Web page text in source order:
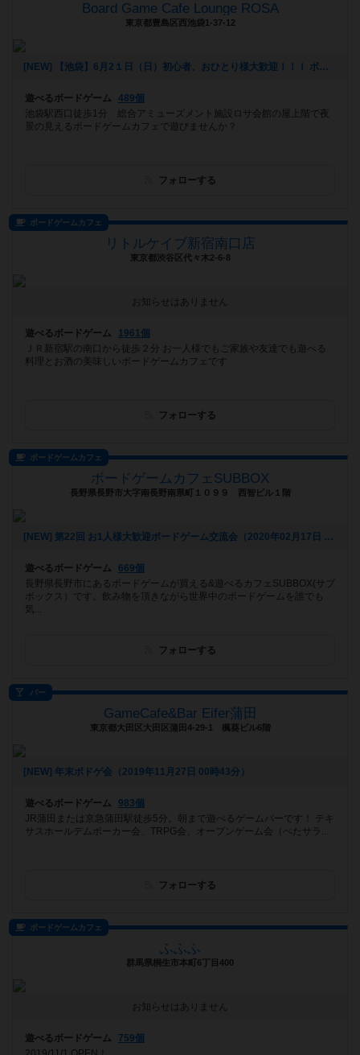
Board Game Cafe Lounge ROSA
東京都豊島区西池袋1-37-12
[NEW] 【池袋】6月2１日（日）初心者、おひとり様大歓迎！！！ ボードゲーム軽量級～中量級 自粛おつかれリフレッシュ相席ナイト (対策バッチリ！！) （2020年06月01日 13時52分）
遊べるボードゲーム
489個
池袋駅西口徒歩1分 総合アミューズメント施設ロサ会館の屋上階で夜
景の見えるボードゲームカフェで遊びませんか？
フォローする
ボードゲームカフェ
リトルケイブ新宿南口店
東京都渋谷区代々木2-6-8
お知らせはありません
遊べるボードゲーム
1961個
ＪＲ新宿駅の南口から徒歩２分 お一人様でもご家族や友達でも遊べる
料理とお酒の美味しいボードゲームカフェです
フォローする
ボードゲームカフェ
ボードゲームカフェSUBBOX
長野県長野市大字南長野南県町１０９９ 西智ビル１階
[NEW] 第22回 お1人様大歓迎ボードゲーム交流会（2020年02月17日 21時47分）
遊べるボードゲーム
669個
長野県長野市にあるボードゲームが買える&遊べるカフェSUBBOX(サブ
ボックス）です。飲み物を頂きながら世界中のボードゲームを誰でも
気...
フォローする
バー
GameCafe&Bar Eifer蒲田
東京都大田区大田区蒲田4-29-1 楓葵ビル6階
[NEW] 年末ボドゲ会（2019年11月27日 00時43分）
遊べるボードゲーム
983個
JR蒲田または京急蒲田駅徒歩5分。朝まで遊べるゲームバーです！ テキ
サスホールデムポーカー会、TRPG会、オープンゲーム会（ぺたサラ...
フォローする
ボードゲームカフェ
ふふふ
群馬県桐生市本町6丁目400
お知らせはありません
遊べるボードゲーム
759個